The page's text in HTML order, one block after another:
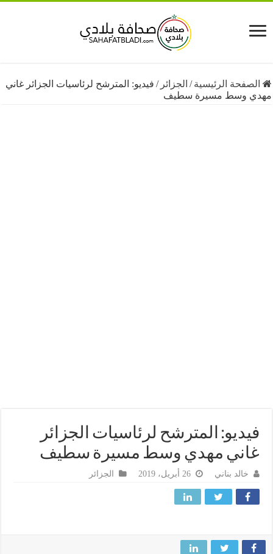
الرئيسية /الجزائر/فيديو: المترشح لرئاسيات الجزائر غاني
وسط مسيرة سطيف
المترشح لرئاسيات الجزائر
مهدي وسط مسيرة سطيف
خالد بناني الجزائر